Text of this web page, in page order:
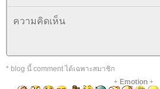
* blog นี้ comment ได้เฉพาะสมาชิก
+ Emotion+